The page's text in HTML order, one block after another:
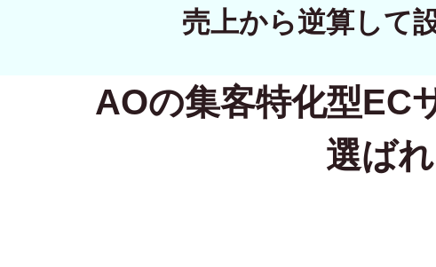
売上から逆算して
AOの集客特化型EC
選ば